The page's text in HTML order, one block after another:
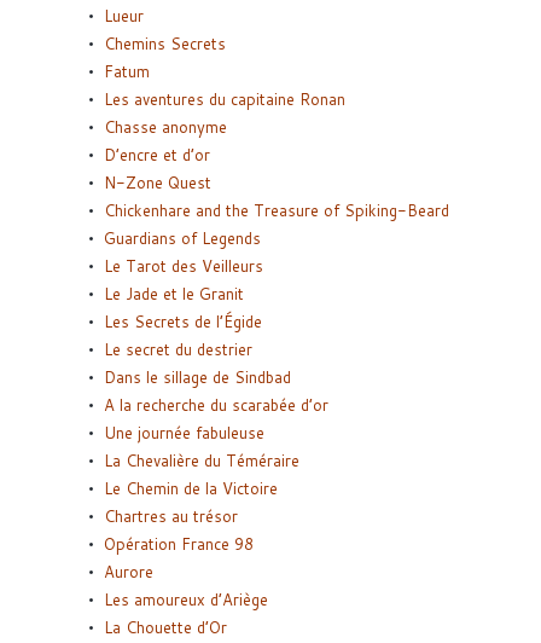
Lueur
Chemins Secrets
Fatum
Les aventures du capitaine Ronan
Chasse anonyme
D’encre et d’or
N-Zone Quest
Chickenhare and the Treasure of Spiking-Beard
Guardians of Legends
Le Tarot des Veilleurs
Le Jade et le Granit
Les Secrets de l’Égide
Le secret du destrier
Dans le sillage de Sindbad
A la recherche du scarabée d’or
Une journée fabuleuse
La Chevalière du Téméraire
Le Chemin de la Victoire
Chartres au trésor
Opération France 98
Aurore
Les amoureux d’Ariège
La Chouette d’Or